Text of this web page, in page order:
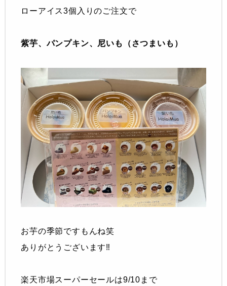
ローアイス3個入りのご注文で
紫芋、パンプキン、尼いも（さつまいも）
お芋の季節ですもんね笑
ありがとうございます‼︎
楽天市場スーパーセールは9/10まで